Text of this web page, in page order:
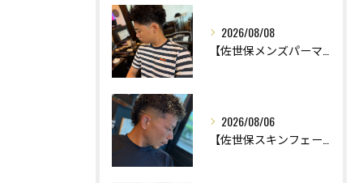
2026/08/08
2026/08/06